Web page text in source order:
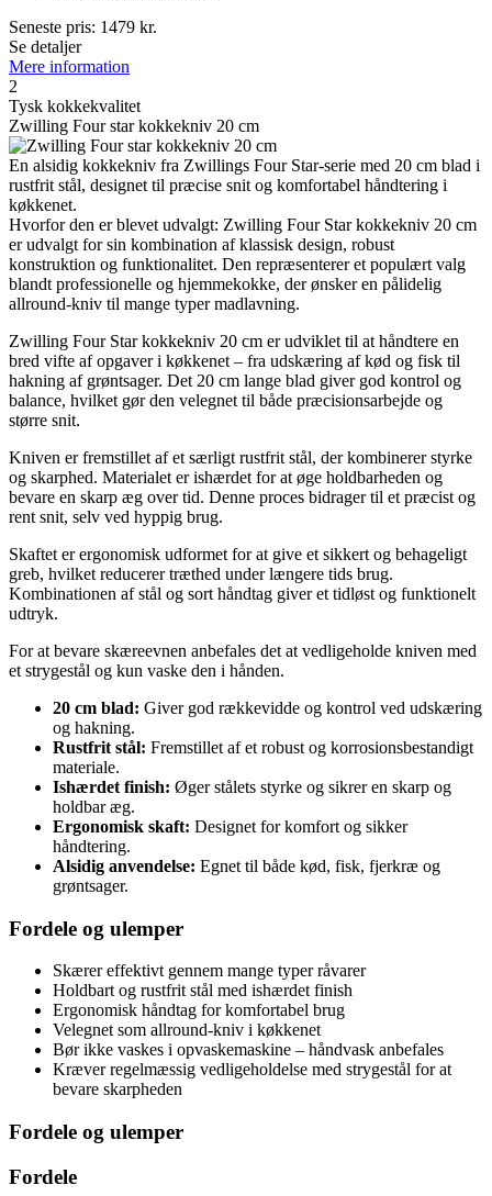
Seneste pris: 1479 kr.
Se detaljer
Mere information
2
Tysk kokkekvalitet
Zwilling Four star kokkekniv 20 cm
En alsidig kokkekniv fra Zwillings Four Star-serie med 20 cm blad i
rustfrit stål, designet til præcise snit og komfortabel håndtering i
køkkenet.
Hvorfor den er blevet udvalgt: Zwilling Four Star kokkekniv 20 cm
er udvalgt for sin kombination af klassisk design, robust
konstruktion og funktionalitet. Den repræsenterer et populært valg
blandt professionelle og hjemmekokke, der ønsker en pålidelig
allround-kniv til mange typer madlavning.
Zwilling Four Star kokkekniv 20 cm er udviklet til at håndtere en
bred vifte af opgaver i køkkenet – fra udskæring af kød og fisk til
hakning af grøntsager. Det 20 cm lange blad giver god kontrol og
balance, hvilket gør den velegnet til både præcisionsarbejde og
større snit.
Kniven er fremstillet af et særligt rustfrit stål, der kombinerer styrke
og skarphed. Materialet er ishærdet for at øge holdbarheden og
bevare en skarp æg over tid. Denne proces bidrager til et præcist og
rent snit, selv ved hyppig brug.
Skaftet er ergonomisk udformet for at give et sikkert og behageligt
greb, hvilket reducerer træthed under længere tids brug.
Kombinationen af stål og sort håndtag giver et tidløst og funktionelt
udtryk.
For at bevare skæreevnen anbefales det at vedligeholde kniven med
et strygestål og kun vaske den i hånden.
20 cm blad: Giver god rækkevidde og kontrol ved udskæring
og hakning.
Rustfrit stål: Fremstillet af et robust og korrosionsbestandigt
materiale.
Ishærdet finish: Øger stålets styrke og sikrer en skarp og
holdbar æg.
Ergonomisk skaft: Designet for komfort og sikker
håndtering.
Alsidig anvendelse: Egnet til både kød, fisk, fjerkræ og
grøntsager.
Fordele og ulemper
Skærer effektivt gennem mange typer råvarer
Holdbart og rustfrit stål med ishærdet finish
Ergonomisk håndtag for komfortabel brug
Velegnet som allround-kniv i køkkenet
Bør ikke vaskes i opvaskemaskine – håndvask anbefales
Kræver regelmæssig vedligeholdelse med strygestål for at
bevare skarpheden
Fordele og ulemper
Fordele